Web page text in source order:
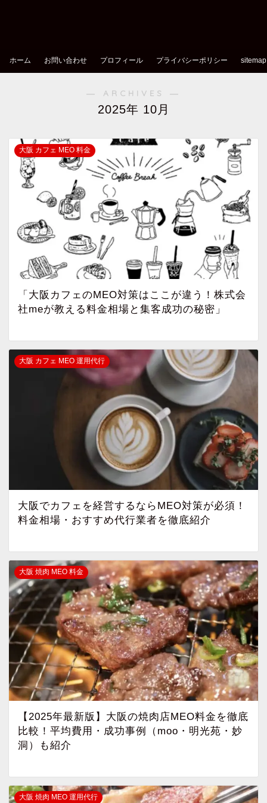
ホーム お問い合わせ プロフィール プライバシーポリシー sitemap
― ARCHIVES ―
2025年 10月
大阪 カフェ MEO 料金
「大阪カフェのMEO対策はここが違う！株式会
社meが教える料金相場と集客成功の秘密」
大阪 カフェ MEO 運用代行
大阪でカフェを経営するならMEO対策が必須！
料金相場・おすすめ代行業者を徹底紹介
大阪 焼肉 MEO 料金
【2025年最新版】大阪の焼肉店MEO料金を徹底
比較！平均費用・成功事例（moo・明光苑・妙
洞）も紹介
大阪 焼肉 MEO 運用代行